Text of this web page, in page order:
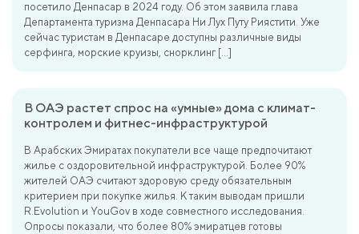
посетило Денпасар в 2024 году. Об этом заявила глава
Департамента туризма Денпасара Ни Лух Путу Риястити. Уже
сейчас туристам в Денпасаре доступны различные виды
серфинга, морские круизы, снорклинг […]
В ОАЭ растет спрос на «умные» дома с климат-
контролем и фитнес-инфраструктурой
В Арабских Эмиратах покупатели все чаще предпочитают
жилье с оздоровительной инфраструктурой. Более 90%
жителей ОАЭ считают здоровую среду обязательным
критерием при покупке жилья. К таким выводам пришли
R.Evolution и YouGov в ходе совместного исследования.
Опросы показали, что более 80% эмиратцев готовы